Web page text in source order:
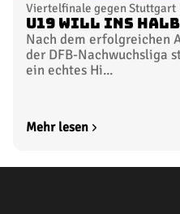
Viertelfinale gegen Stuttgart
U19 will ins
Nach dem erfolgreichen
der DFB-Nachwuchsliga
ein echtes Hi...
Mehr lesen